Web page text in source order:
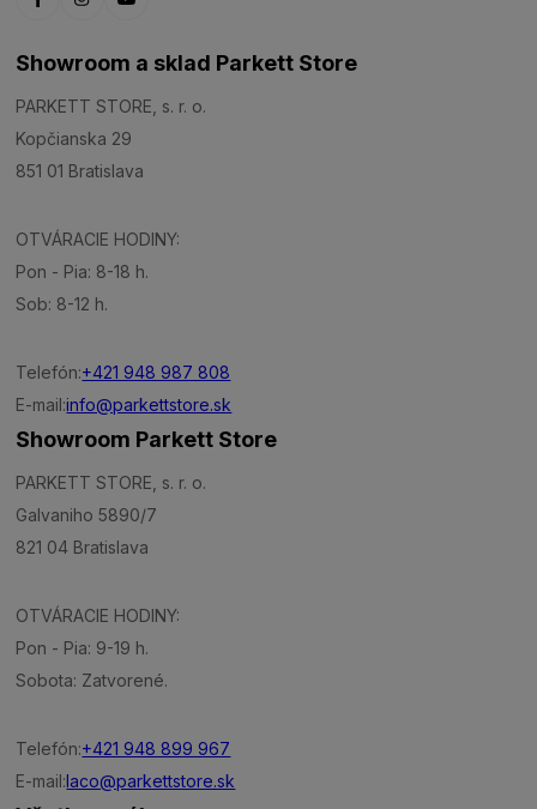
Showroom a sklad Parkett Store
PARKETT STORE, s. r. o.
Kopčianska 29
851 01 Bratislava
OTVÁRACIE HODINY:
Pon - Pia: 8-18 h.
Sob: 8-12 h.
Telefón:+421 948 987 808
E-mail:info@parkettstore.sk
Showroom Parkett Store
PARKETT STORE, s. r. o.
Galvaniho 5890/7
821 04 Bratislava
OTVÁRACIE HODINY:
Pon - Pia: 9-19 h.
Sobota: Zatvorené.
Telefón:+421 948 899 967
E-mail:laco@parkettstore.sk